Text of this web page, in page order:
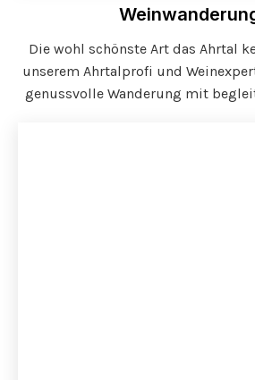
Die wohl schönste Art das Ahrtal
unserem Ahrtalprofi und
genussvolle Wanderung mit